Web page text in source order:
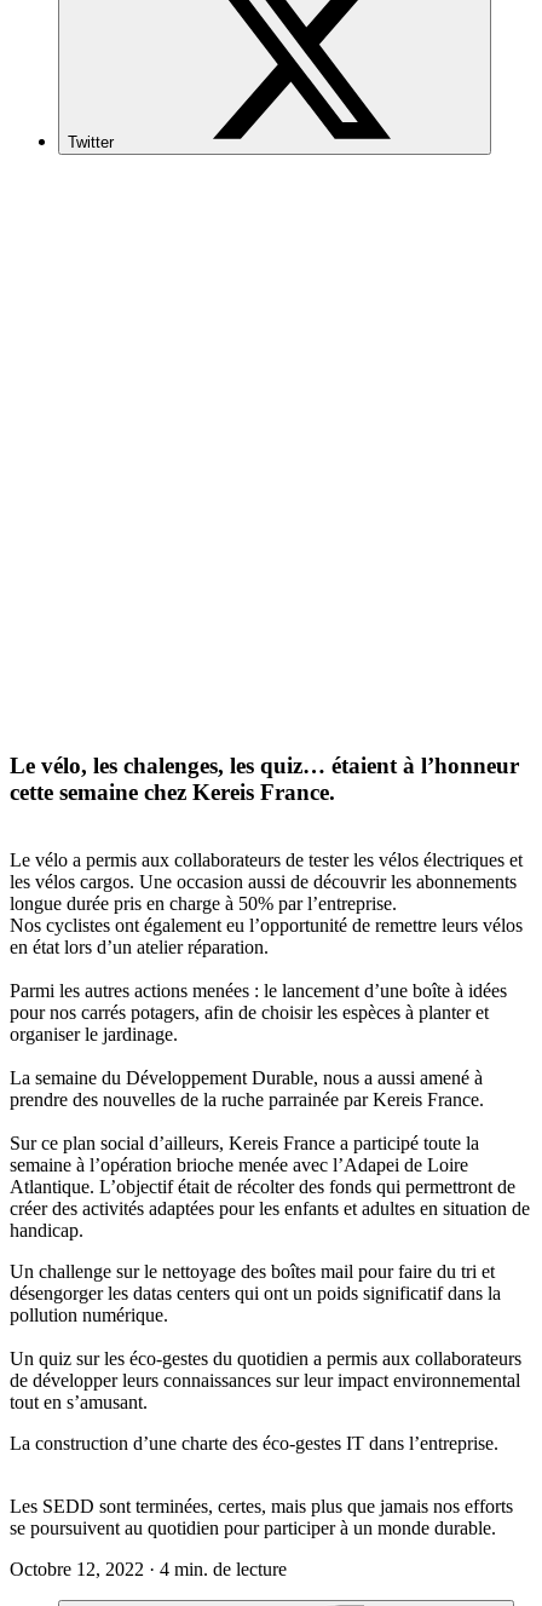
Twitter
Le vélo, les chalenges, les quiz… étaient à l’honneur
cette semaine chez Kereis France.
Le vélo a permis aux collaborateurs de tester les vélos électriques et
les vélos cargos. Une occasion aussi de découvrir les abonnements
longue durée pris en charge à 50% par l’entreprise.
Nos cyclistes ont également eu l’opportunité de remettre leurs vélos
en état lors d’un atelier réparation.
Parmi les autres actions menées : le lancement d’une boîte à idées
pour nos carrés potagers, afin de choisir les espèces à planter et
organiser le jardinage.
La semaine du Développement Durable, nous a aussi amené à
prendre des nouvelles de la ruche parrainée parKereis France.
Sur ce plan social d’ailleurs, Kereis France a participé toute la
semaine à l’opération brioche menée avec l’Adapei de Loire
Atlantique. L’objectif était de récolter des fonds qui permettront de
créer des activités adaptées pour les enfants et adultes en situation de
handicap.
Un challenge sur le nettoyage des boîtes mail pour faire du tri et
désengorger les datas centers qui ont un poids significatif dans la
pollution numérique.
Un quiz sur les éco-gestes du quotidien a permis aux collaborateurs
de développer leurs connaissances sur leur impact environnemental
tout en s’amusant.
La construction d’une charte des éco-gestes IT dans l’entreprise.
Les SEDD sont terminées, certes, mais plus que jamais nos efforts
se poursuivent au quotidien pour participer à un monde durable.
Octobre 12, 2022 · 4 min. de lecture